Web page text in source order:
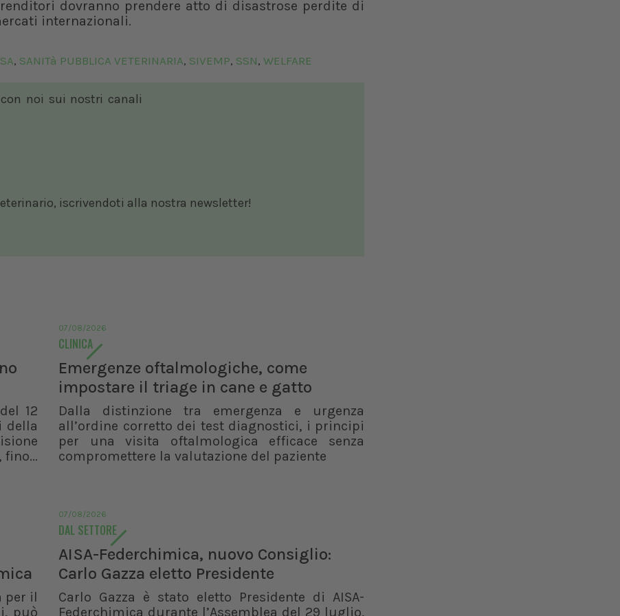
dovranno prendere atto di disastrose perdite di
internazionali.
, SANITà PUBBLICA VETERINARIA, SIVEMP, SSN, WELFARE
noi sui nostri canali
iscrivendoti alla nostra newsletter!
12
della
07/08/2026
CLINICA
Emergenze oftalmologiche, come
impostare il triage in cane e gatto
Dalla distinzione tra emergenza e urgenza
all’ordine corretto dei test diagnostici, i principi
per una visita oftalmologica efficace senza
compromettere la valutazione del paziente
per il
può
07/08/2026
DAL SETTORE
AISA-Federchimica, nuovo Consiglio:
Carlo Gazza eletto Presidente
Carlo Gazza è stato eletto Presidente di AISA-
Federchimica durante l’Assemblea del 29 luglio,